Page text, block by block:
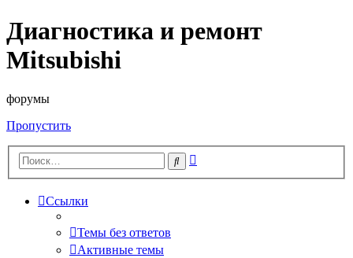
Диагностика и ремонт
Mitsubishi
форумы
Пропустить
Поиск
Ссылки
Темы без ответов
Активные темы